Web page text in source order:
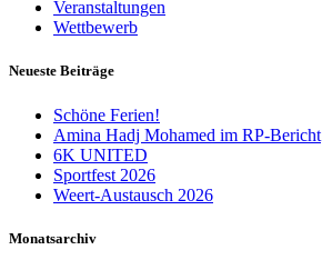
Veranstaltungen
Wettbewerb
Neueste Beiträge
Schöne Ferien!
Amina Hadj Mohamed im RP-Bericht
6K UNITED
Sportfest 2026
Weert-Austausch 2026
Monatsarchiv